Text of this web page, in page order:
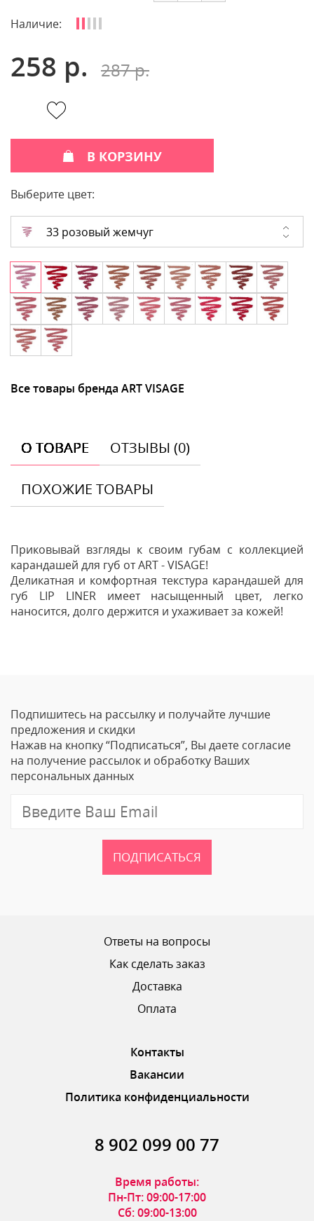
Наличие:
258 р. 287 р.
В КОРЗИНУ
Выберите цвет:
33 розовый жемчуг
Все товары бренда ART VISAGE
О ТОВАРЕ ОТЗЫВЫ (0)
ПОХОЖИЕ ТОВАРЫ
Приковывай взгляды к своим губам с коллекцией
карандашей для губ от ART - VISAGE!
Деликатная и комфортная текстура карандашей для
губ LIP LINER имеет насыщенный цвет, легко
наносится, долго держится и ухаживает за кожей!
Ваше Имя
Email
ОТПРАВИТЬ ОТЗЫВ
Подпишитесь на рассылку и получайте лучшие
предложения и скидки
Нажав на кнопку “Подписаться”, Вы даете согласие
на получение рассылок и обработку Ваших
персональных данных
ПОДПИСАТЬСЯ
Ответы на вопросы
Как сделать заказ
Доставка
Оплата
Контакты
Вакансии
Политика конфиденциальности
8 902 099 00 77
Время работы:
Пн-Пт: 09:00-17:00
Сб: 09:00-13:00